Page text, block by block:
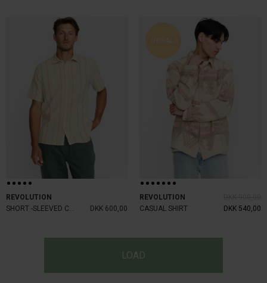
REVOLUTION
SHORT -SLEEVED CUBAN SHIRT
DKK 600,00
UDSALG
REVOLUTION
CASUAL SHIRT
DKK 540,00
LOAD